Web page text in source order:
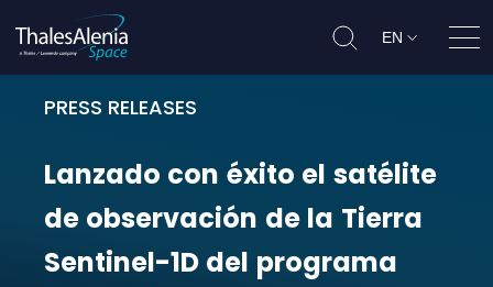
EN
PRESS RELEASES
Lanzado con éxito el satélite de
Lanzado con éxito el satélite
de observación de la Tierra
Sentinel-1D del programa